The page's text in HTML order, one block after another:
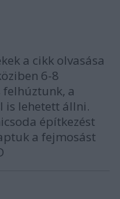
a cikk olvasása
6-8
a
is lehetett állni.
építkezést
a fejmosást